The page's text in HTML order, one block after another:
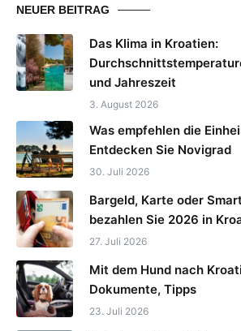
NEUER BEITRAG
Das Klima in Kroatien:
und Jahreszeit
3. August 2026
Was empfehlen die
Entdecken Sie Novigrad
30. Juli 2026
Bargeld, Karte oder
bezahlen Sie 2026 in
27. Juli 2026
Mit dem Hund nach
Dokumente, Tipps
23. Juli 2026